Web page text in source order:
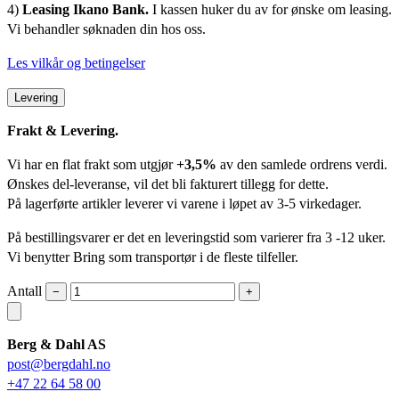
4) Leasing Ikano Bank. I kassen huker du av for ønske om leasing.
Vi behandler søknaden din hos oss.
Les vilkår og betingelser
Levering
Frakt & Levering.
Vi har en flat frakt som utgjør+3,5% av den samlede ordrens verdi.
Ønskes del-leveranse, vil det bli fakturert tillegg for dette.
På lagerførte artikler leverer vi varene i løpet av 3-5 virkedager.
På bestillingsvarer er det en leveringstid som varierer fra 3 -12 uker.
Vi benytter Bring som transportør i de fleste tilfeller.
Antall − +
Berg & Dahl AS
post@bergdahl.no
+47 22 64 58 00